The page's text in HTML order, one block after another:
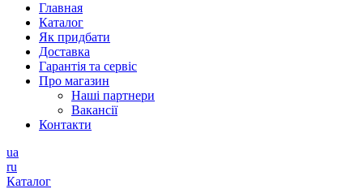
Главная
Каталог
Як придбати
Доставка
Гарантія та сервіс
Про магазин
Наші партнери
Вакансії
Контакти
ua
ru
Каталог